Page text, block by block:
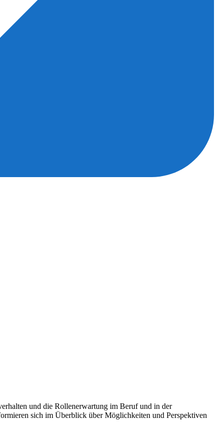
und die Rollenerwartung im Beruf und in der
sich im Überblick über Möglichkeiten und Perspektiven